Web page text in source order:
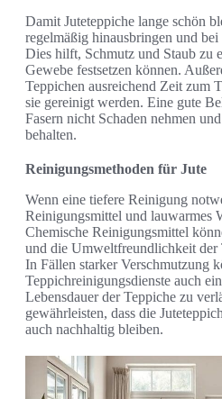
Damit Juteteppiche lange schön
regelmäßig hinausbringen und
Dies hilft, Schmutz und Staub zu
Gewebe festsetzen können.
Teppichen ausreichend Zeit zum
sie gereinigt werden. Eine gute
Fasern nicht Schaden nehmen
behalten.
Reinigungsmethoden für Jute
Wenn eine tiefere Reinigung
Reinigungsmittel und lauwarmes
Chemische Reinigungsmittel
und die Umweltfreundlichkeit der
In Fällen starker Verschmutzung
Teppichreinigungsdienste auch
Lebensdauer der Teppiche zu
gewährleisten, dass die
auch nachhaltig bleiben.